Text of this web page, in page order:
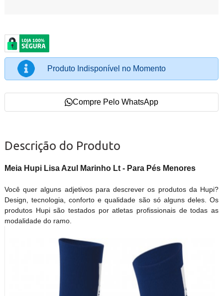
Produto Indisponível no Momento
Compre Pelo WhatsApp
Descrição do Produto
Meia Hupi Lisa Azul Marinho Lt - Para Pés Menores
Você quer alguns adjetivos para descrever os produtos da Hupi?
Design, tecnologia, conforto e qualidade são só alguns deles. Os
produtos Hupi são testados por atletas profissionais de todas as
modalidade do ramo.